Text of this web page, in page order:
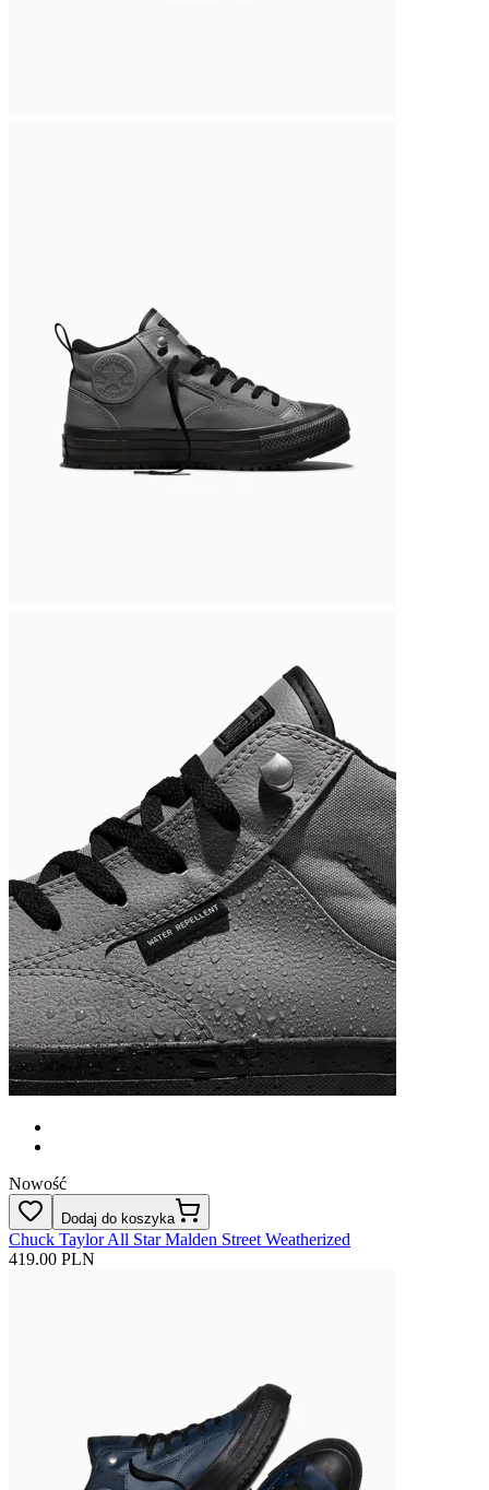
Nowość
Dodaj do koszyka
Chuck Taylor All Star Malden Street Weatherized
419.00 PLN